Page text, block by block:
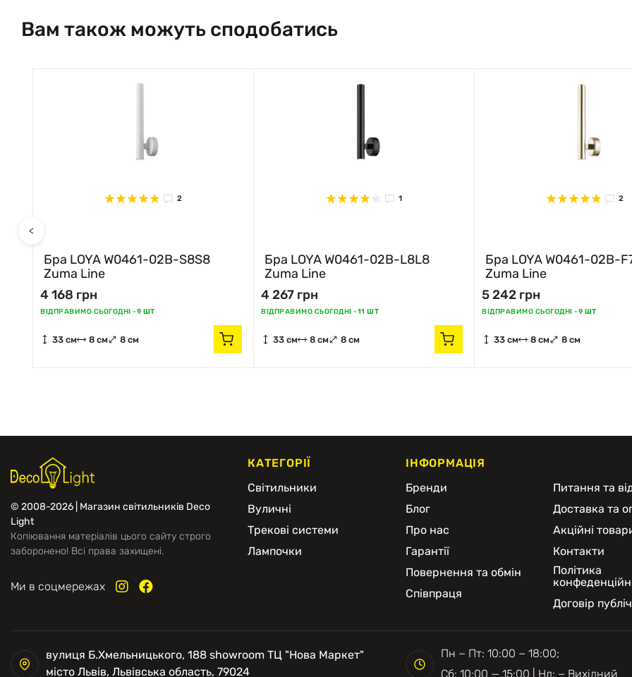
Вам також можуть сподобатись
<
2
Бра LOYA W0461-02B-S8S8
Zuma Line
4 168 грн
ВІДПРАВИМО СЬОГОДНІ -9 ШТ
33 см 8 см 8 см
1
Бра LOYA W0461-02B-L8L8
Zuma Line
4 267 грн
ВІДПРАВИМО СЬОГОДНІ -11 ШТ
33 см 8 см 8 см
2
Бра LOYA W0461-02B-
Zuma Line
5 242 грн
ВІДПРАВИМО СЬОГОДНІ -9 ШТ
33 см 8 см 8 см
© 2008-2026 | Магазин світильників Deco
Light
Копіювання матеріалів цього сайту строго
заборонено! Всі права захищені.
Ми в соцмережах
КАТЕГОРІЇ
Світильники
Вуличні
Трекові системи
Лампочки
ІНФОРМАЦІЯ
Бренди
Блог
Про нас
Гарантії
Повернення та обмін
Співпраця
Питання та
Доставка та
Акційні
Контакти
Політика
Договір
вулиця Б.Хмельницького, 188 showroom ТЦ "Нова Маркет"
місто Львів, Львівська область, 79024
Пн − Пт: 10:00 − 18:00;
Сб: 10:00 — 15:00 | Нд: − Вихідний